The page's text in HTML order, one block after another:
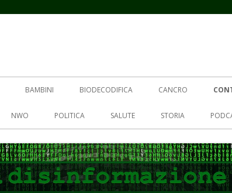
BAMBINI BIODECODIFICA CANCRO
NWO POLITICA SALUTE STORIA